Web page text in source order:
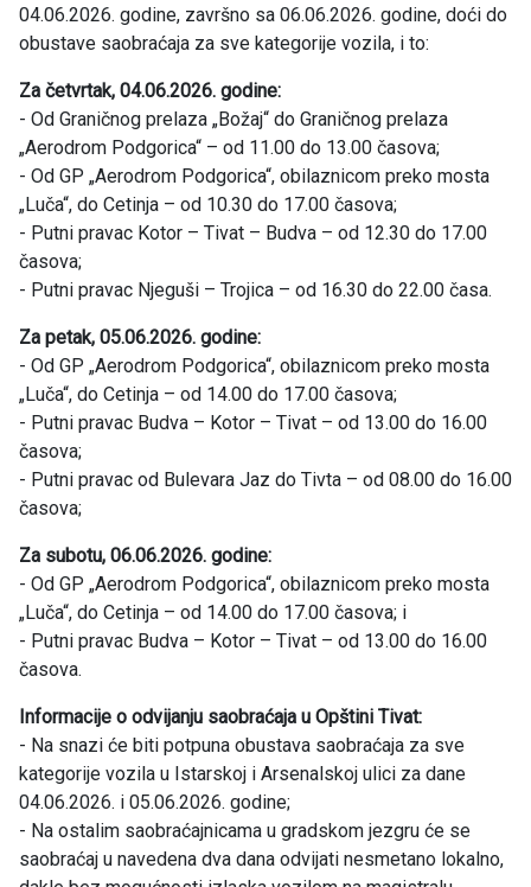
04.06.2026. godine, završno sa 06.06.2026. godine, doći do
obustave saobraćaja za sve kategorije vozila, i to:
Za četvrtak, 04.06.2026. godine:
- Od Graničnog prelaza „Božaj“ do Graničnog prelaza
„Aerodrom Podgorica“ – od 11.00 do 13.00 časova;
- Od GP „Aerodrom Podgorica“, obilaznicom preko mosta
„Luča“, do Cetinja – od 10.30 do 17.00 časova;
- Putni pravac Kotor – Tivat – Budva – od 12.30 do 17.00
časova;
- Putni pravac Njeguši – Trojica – od 16.30 do 22.00 časa.
Za petak, 05.06.2026. godine:
- Od GP „Aerodrom Podgorica“, obilaznicom preko mosta
„Luča“, do Cetinja – od 14.00 do 17.00 časova;
- Putni pravac Budva – Kotor – Tivat – od 13.00 do 16.00
časova;
- Putni pravac od Bulevara Jaz do Tivta – od 08.00 do 16.00
časova;
Za subotu, 06.06.2026. godine:
- Od GP „Aerodrom Podgorica“, obilaznicom preko mosta
„Luča“, do Cetinja – od 14.00 do 17.00 časova; i
- Putni pravac Budva – Kotor – Tivat – od 13.00 do 16.00
časova.
Informacije o odvijanju saobraćaja u Opštini Tivat:
- Na snazi će biti potpuna obustava saobraćaja za sve
kategorije vozila u Istarskoj i Arsenalskoj ulici za dane
04.06.2026. i 05.06.2026. godine;
- Na ostalim saobraćajnicama u gradskom jezgru će se
saobraćaj u navedena dva dana odvijati nesmetano lokalno,